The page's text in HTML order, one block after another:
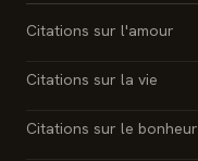
Citations sur l'amour
Citations sur la vie
Citations sur le bonheur